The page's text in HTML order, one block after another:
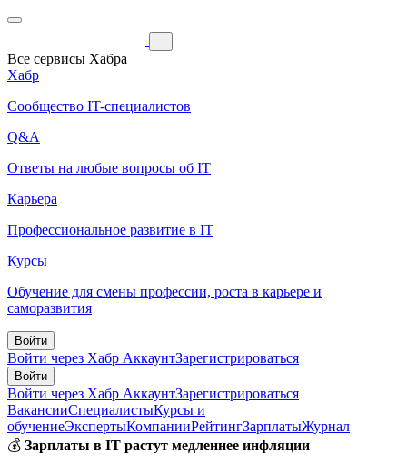
Все сервисы Хабра
Хабр
Сообщество IT-специалистов
Q&A
Ответы на любые вопросы об IT
Карьера
Профессиональное развитие в IT
Курсы
Обучение для смены профессии, роста в карьере и
саморазвития
Войти
Войти через Хабр АккаунтЗарегистрироваться
Войти
Войти через Хабр АккаунтЗарегистрироваться
ВакансииСпециалистыКурсы и
обучениеЭкспертыКомпанииРейтингЗарплатыЖурнал
💰 Зарплаты в IT растут медленнее инфляции